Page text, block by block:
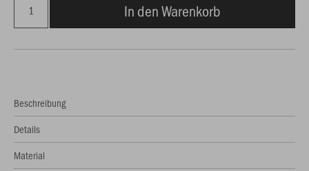
In den Warenkorb
Beschreibung
Details
Material